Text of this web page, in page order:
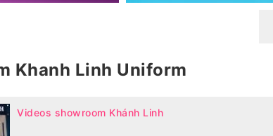
Khanh Linh Uniform
Videos showroom Khánh Linh